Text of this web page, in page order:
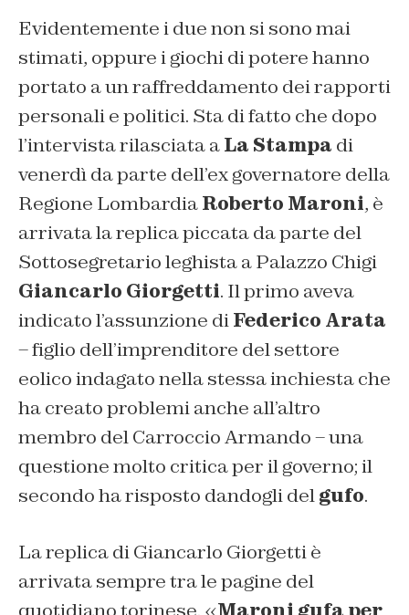
Evidentemente i due non si sono mai
stimati, oppure i giochi di potere hanno
portato a un raffreddamento dei rapporti
personali e politici. Sta di fatto che dopo
l’intervista rilasciata aLa Stampa di
venerdì da parte dell’ex governatore della
Regione LombardiaRoberto Maroni, è
arrivata la replica piccata da parte del
Sottosegretario leghista a Palazzo Chigi
Giancarlo Giorgetti. Il primo aveva
indicato l’assunzione diFederico Arata
– figlio dell’imprenditore del settore
eolico indagato nella stessa inchiesta che
ha creato problemi anche all’altro
membro del Carroccio Armando – una
questione molto critica per il governo; il
secondo ha risposto dandogli delgufo.
La replica di Giancarlo Giorgetti è
arrivata sempre tra le pagine del